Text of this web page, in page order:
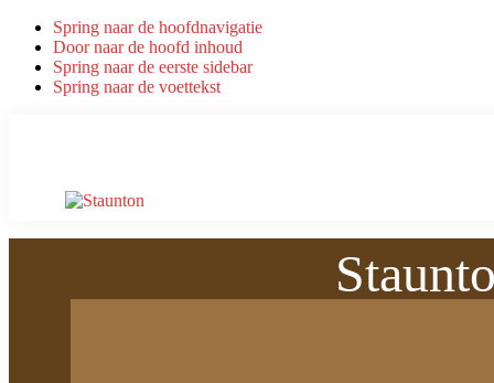
Spring naar de hoofdnavigatie
Door naar de hoofd inhoud
Spring naar de eerste sidebar
Spring naar de voettekst